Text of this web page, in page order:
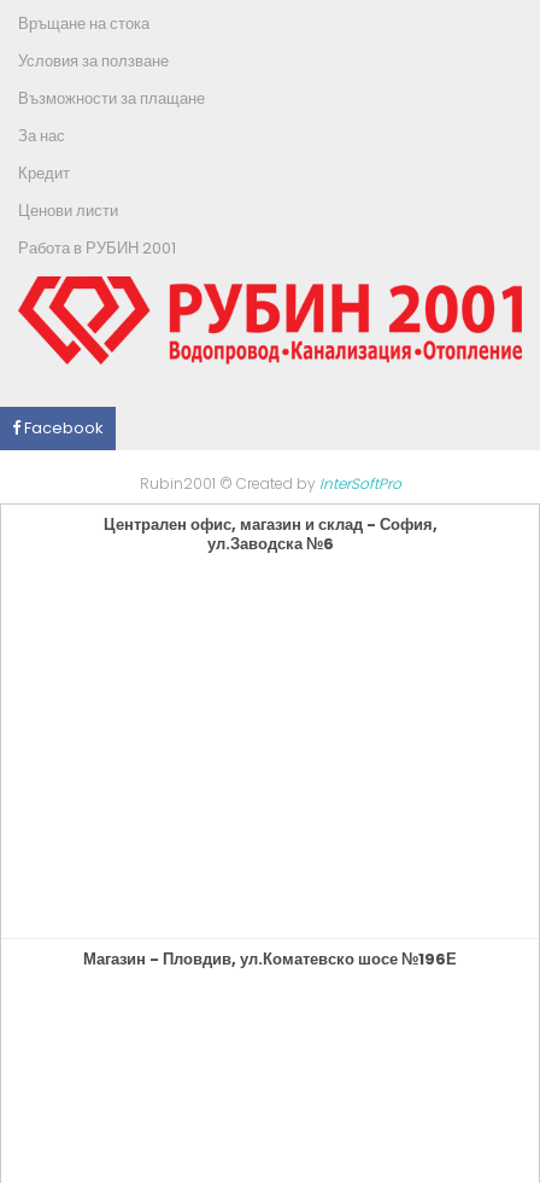
Връщане на стока
Условия за ползване
Възможности за плащане
За нас
Кредит
Ценови листи
Работа в РУБИН 2001
Facebook
Rubin2001 © Created by InterSoftPro
Централен офис, магазин и склад - София,
ул.Заводска №6
Магазин - Пловдив, ул.Коматевско шосе №196Е